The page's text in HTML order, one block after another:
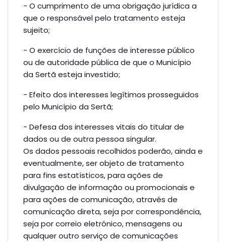
- O cumprimento de uma obrigação jurídica a
que o responsável pelo tratamento esteja
sujeito;
- O exercício de funções de interesse público
ou de autoridade pública de que o Município
da Sertã esteja investido;
- Efeito dos interesses legítimos prosseguidos
pelo Município da Sertã;
- Defesa dos interesses vitais do titular de
dados ou de outra pessoa singular.
Os dados pessoais recolhidos poderão, ainda e
eventualmente, ser objeto de tratamento
para fins estatísticos, para ações de
divulgação de informação ou promocionais e
para ações de comunicação, através de
comunicação direta, seja por correspondência,
seja por correio eletrónico, mensagens ou
qualquer outro serviço de comunicações